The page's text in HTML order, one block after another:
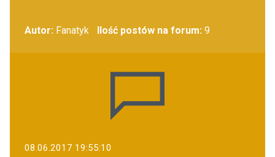
Autor: Fanatyk Ilość postów na forum:9
08.06.2017 19:55:10